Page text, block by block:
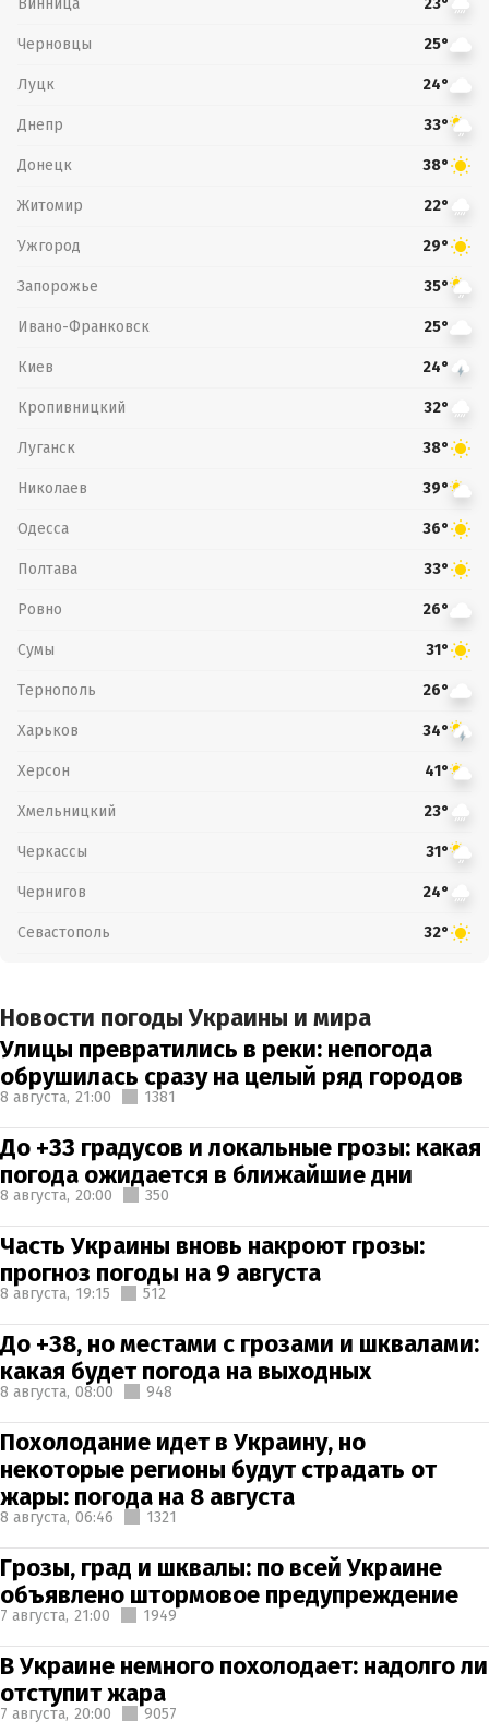
23°
Черновцы 25°
Луцк 24°
Днепр 33°
Донецк 38°
Житомир 22°
Ужгород 29°
Запорожье 35°
Ивано-Франковск 25°
Киев 24°
Кропивницкий 32°
Луганск 38°
Николаев 39°
Одесса 36°
Полтава 33°
Ровно 26°
Сумы 31°
Тернополь 26°
Харьков 34°
Херсон 41°
Хмельницкий 23°
Черкассы 31°
Чернигов 24°
Севастополь 32°
Новости погоды Украины и мира
Улицы превратились в реки: непогода
обрушилась сразу на целый ряд городов
8 августа, 21:00 1381
До +33 градусов и локальные грозы: какая
погода ожидается в ближайшие дни
8 августа, 20:00 350
Часть Украины вновь накроют грозы:
прогноз погоды на 9 августа
8 августа, 19:15 512
До +38, но местами с грозами и шквалами:
какая будет погода на выходных
8 августа, 08:00 948
Похолодание идет в Украину, но
некоторые регионы будут страдать от
жары: погода на 8 августа
8 августа, 06:46 1321
Грозы, град и шквалы: по всей Украине
объявлено штормовое предупреждение
7 августа, 21:00 1949
В Украине немного похолодает: надолго ли
отступит жара
7 августа, 20:00 9057